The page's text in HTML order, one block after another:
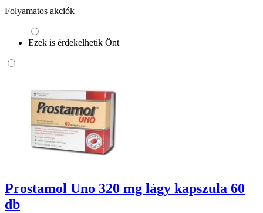
Folyamatos akciók
Ezek is érdekelhetik Önt
Prostamol Uno 320 mg lágy kapszula 60
db